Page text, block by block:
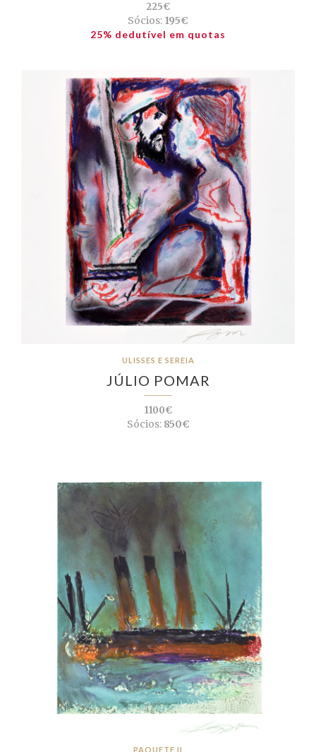
225€
Sócios: 195€
25% dedutível em quotas
ULISSES E SEREIA
JÚLIO POMAR
1100€
Sócios:850€
PAQUETE II